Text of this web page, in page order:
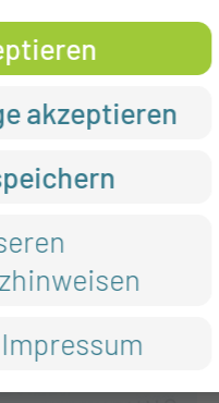
DER KLINIK
MIT DEM
akzeptieren